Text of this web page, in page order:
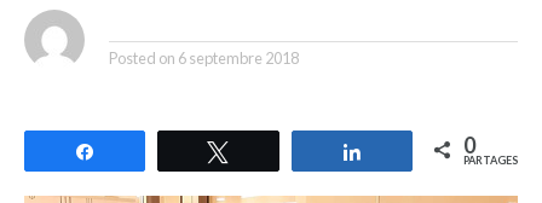
Posted on 6 septembre 2018
Partagez 0
PARTAGES